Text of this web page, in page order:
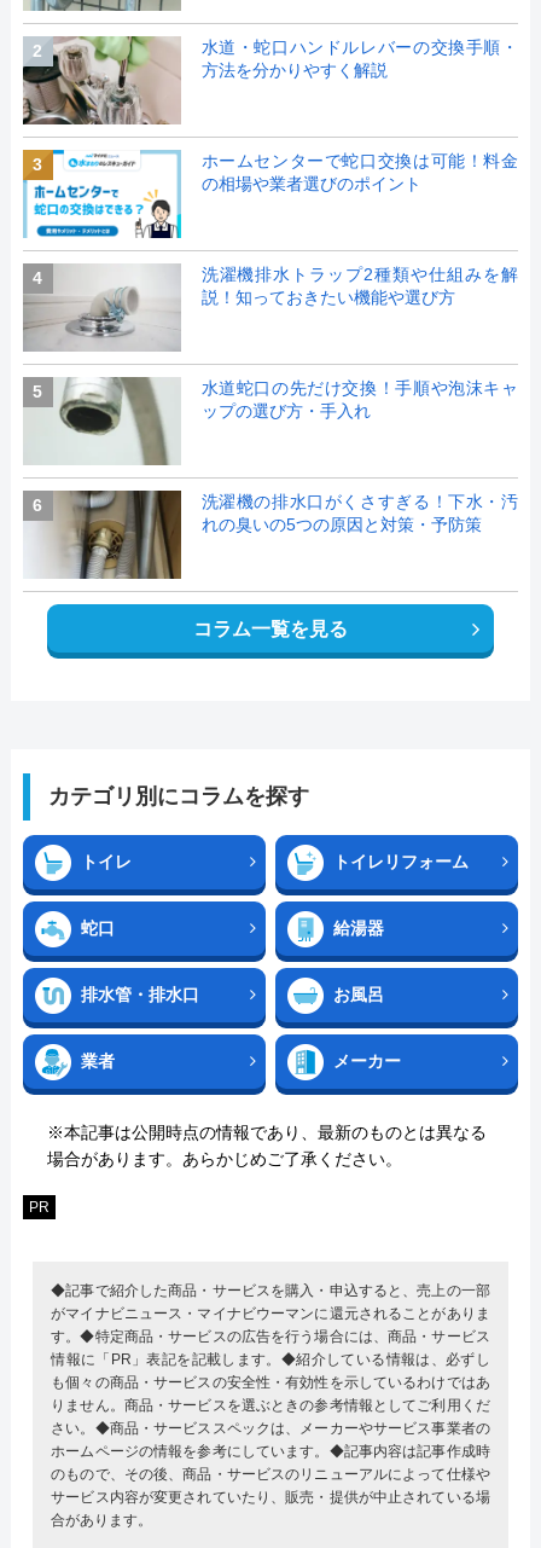
2
水道・蛇口ハンドルレバーの交換手順・
方法を分かりやすく解説
3
ホームセンターで蛇口交換は可能！料金
の相場や業者選びのポイント
4
洗濯機排水トラップ2種類や仕組みを解
説！知っておきたい機能や選び方
5
水道蛇口の先だけ交換！手順や泡沫キャ
ップの選び方・手入れ
6
洗濯機の排水口がくさすぎる！下水・汚
れの臭いの5つの原因と対策・予防策
コラム一覧を見る
カテゴリ別にコラムを探す
トイレ トイレリフォーム
蛇口 給湯器
排水管・排水口 お風呂
業者 メーカー
※本記事は公開時点の情報であり、最新のものとは異なる
場合があります。あらかじめご了承ください。
PR
◆記事で紹介した商品・サービスを購入・申込すると、売上の一部
がマイナビニュース・マイナビウーマンに還元されることがありま
す。◆特定商品・サービスの広告を行う場合には、商品・サービス
情報に「PR」表記を記載します。◆紹介している情報は、必ずし
も個々の商品・サービスの安全性・有効性を示しているわけではあ
りません。商品・サービスを選ぶときの参考情報としてご利用くだ
さい。◆商品・サービススペックは、メーカーやサービス事業者の
ホームページの情報を参考にしています。◆記事内容は記事作成時
のもので、その後、商品・サービスのリニューアルによって仕様や
サービス内容が変更されていたり、販売・提供が中止されている場
合があります。